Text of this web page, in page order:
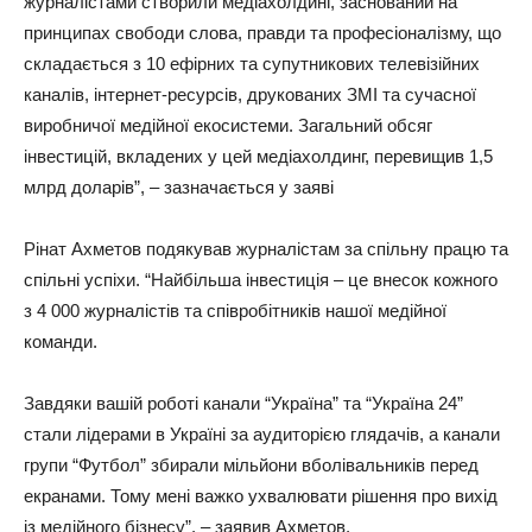
принципах свободи слова, правди та професіоналізму, що
складається з 10 ефірних та супутникових телевізійних
каналів, інтернет-ресурсів, друкованих ЗМІ та сучасної
виробничої медійної екосистеми. Загальний обсяг
інвестицій, вкладених у цей медіахолдинг, перевищив 1,5
млрд доларів”, – зазначається у заяві
Рінат Ахметов подякував журналістам за спільну працю та
спільні успіхи. “Найбільша інвестиція – це внесок кожного
з 4 000 журналістів та співробітників нашої медійної
команди.
Завдяки вашій роботі канали “Україна” та “Україна 24”
стали лідерами в Україні за аудиторією глядачів, а канали
групи “Футбол” збирали мільйони вболівальників перед
екранами. Тому мені важко ухвалювати рішення про вихід
із медійного бізнесу”, – заявив Ахметов.